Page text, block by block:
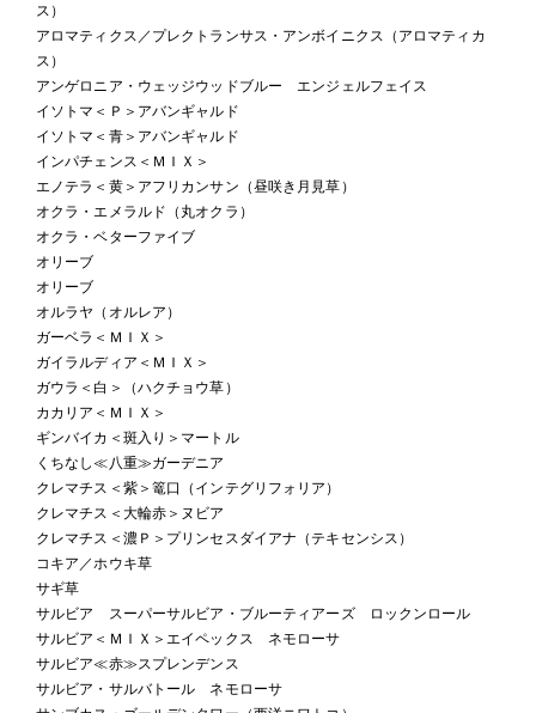
ス）
アロマティクス／プレクトランサス・アンボイニクス（アロマティカ
ス）
アンゲロニア・ウェッジウッドブルー エンジェルフェイス
イソトマ＜Ｐ＞アバンギャルド
イソトマ＜青＞アバンギャルド
インパチェンス＜ＭＩＸ＞
エノテラ＜黄＞アフリカンサン（昼咲き月見草）
オクラ・エメラルド（丸オクラ）
オクラ・ベターファイブ
オリーブ
オリーブ
オルラヤ（オルレア）
ガーベラ＜ＭＩＸ＞
ガイラルディア＜ＭＩＸ＞
ガウラ＜白＞（ハクチョウ草）
カカリア＜ＭＩＸ＞
ギンバイカ＜斑入り＞マートル
くちなし≪八重≫ガーデニア
クレマチス＜紫＞篭口（インテグリフォリア）
クレマチス＜大輪赤＞ヌビア
クレマチス＜濃Ｐ＞プリンセスダイアナ（テキセンシス）
コキア／ホウキ草
サギ草
サルビア スーパーサルビア・ブルーティアーズ ロックンロール
サルビア＜ＭＩＸ＞エイペックス ネモローサ
サルビア≪赤≫スプレンデンス
サルビア・サルバトール ネモローサ